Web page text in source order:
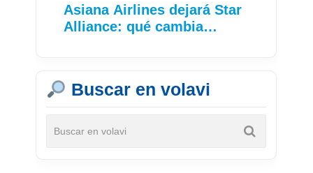
Asiana Airlines dejará Star
Alliance: qué cambia…
Buscar en volavi